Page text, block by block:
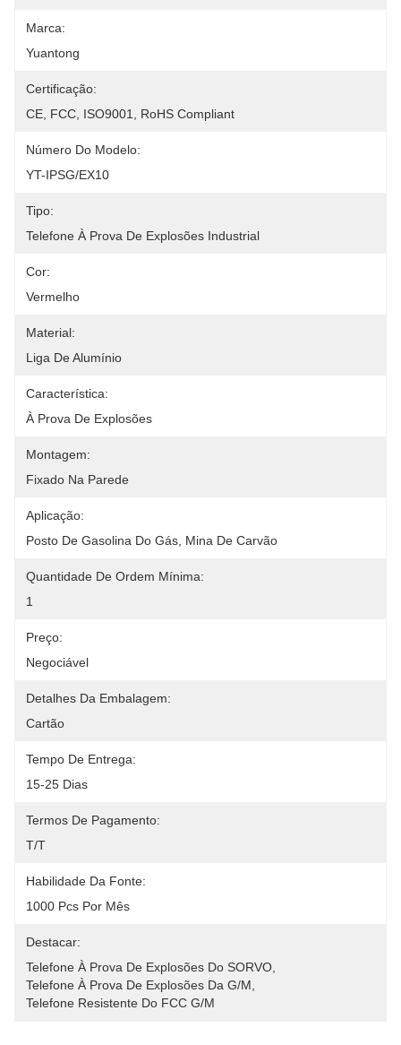
Marca:
Yuantong
Certificação:
CE, FCC, ISO9001, RoHS Compliant
Número Do Modelo:
YT-IPSG/EX10
Tipo:
Telefone À Prova De Explosões Industrial
Cor:
Vermelho
Material:
Liga De Alumínio
Característica:
À Prova De Explosões
Montagem:
Fixado Na Parede
Aplicação:
Posto De Gasolina Do Gás, Mina De Carvão
Quantidade De Ordem Mínima:
1
Preço:
Negociável
Detalhes Da Embalagem:
Cartão
Tempo De Entrega:
15-25 Dias
Termos De Pagamento:
T/T
Habilidade Da Fonte:
1000 Pcs Por Mês
Destacar:
Telefone À Prova De Explosões Do SORVO
Telefone À Prova De Explosões Da G/M
Telefone Resistente Do FCC G/M